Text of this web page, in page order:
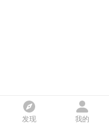
发现 我的